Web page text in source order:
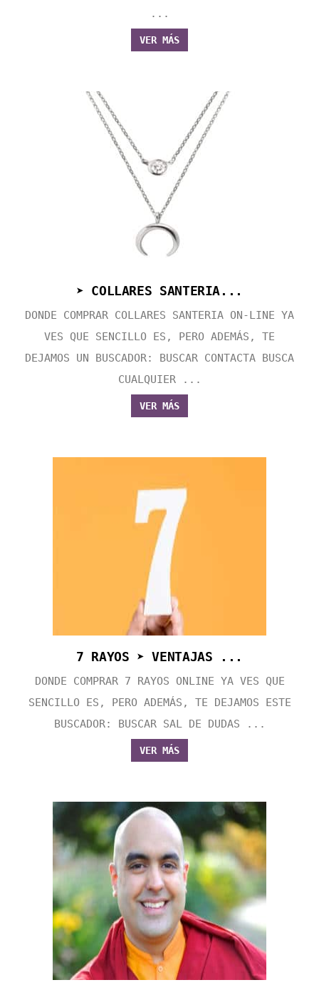
...
VER MÁS
➤ COLLARES SANTERIA...
DONDE COMPRAR COLLARES SANTERIA ON-LINE YA
VES QUE SENCILLO ES, PERO ADEMÁS, TE
DEJAMOS UN BUSCADOR: BUSCAR CONTACTA BUSCA
CUALQUIER ...
VER MÁS
7 RAYOS ➤ VENTAJAS ...
DONDE COMPRAR 7 RAYOS ONLINE YA VES QUE
SENCILLO ES, PERO ADEMÁS, TE DEJAMOS ESTE
BUSCADOR: BUSCAR SAL DE DUDAS ...
VER MÁS